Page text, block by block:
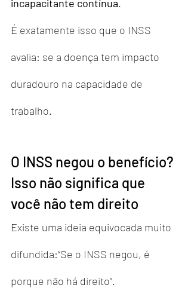
incapacitante contínua.
É exatamente isso que o INSS
avalia: se a doença tem impacto
duradouro na capacidade de
trabalho.
O INSS negou o benefício?
Isso não significa que
você não tem direito
Existe uma ideia equivocada muito
difundida:“Se o INSS negou, é
porque não há direito”.